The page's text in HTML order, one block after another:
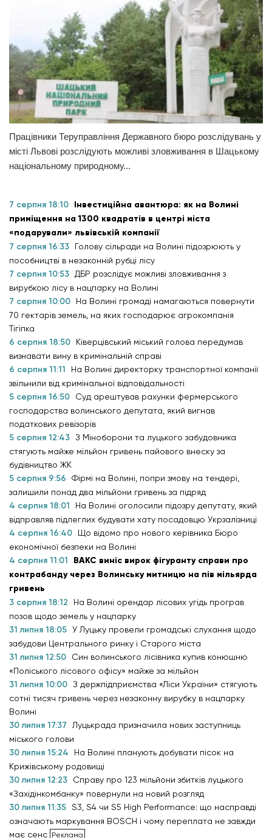
Працівники Теруправління Державного бюро розслідувань у
місті Львові розслідують можливі зловживання в Шацькому
національному природному...
7 серпня 18:10 Інвестиційна авантюра: як на Волині
приміщення на 1300 квадратів в центрі міста
«подарували» львівській компанії
7 серпня 16:33
Голову сільради на Волині підозрюють у
пособництві в незаконній рубці лісу
7 серпня 10:53
ДБР розслідує можливі зловживання з
вирубкою лісу в нацпарку на Волині
7 серпня 10:00
На Волині громаді намагаються повернути
70 гектарів земель, на яких господарює агрокомпанія
Тігіпка
6 серпня 18:50
Ківерцівський міський голова передумав
визнавати вину в кримінальній справі
6 серпня 11:11
На Волині директорку транспортної компанії
звільнили від кримінальної відповідальності
5 серпня 16:50
Суд арештував рахунки фермерського
господарства волинського депутата, який вигнав
податкових ревізорів
5 серпня 12:43 З Міноборони та луцького забудовника
стягують майже мільйон гривень пайового внеску за
будівництво ЖК
5 серпня 9:56
Фірмі на Волині, попри змову на тендері,
залишили понад два мільйони гривень за підряд
4 серпня 18:01
На Волині оголосили підозру депутату, який
відправляв підлеглих будувати хату посадовцю Укрзалізниці
4 серпня 16:40
Що відомо про нового керівника Бюро
економічної безпеки на Волині
4 серпня 11:01
ВАКС виніс вирок фігуранту справи про
контрабанду через Волинську митницю на пів мільярда
гривень
3 серпня 18:12
На Волині орендар лісових угідь програв
позов щодо земель у нацпарку
31 липня 18:05 У Луцьку провели громадські слухання щодо
забудови Центрального ринку і Старого міста
31 липня 12:50
Син волинського лісівника купив конюшню
«Поліського лісового офісу» майже за мільйон
31 липня 10:00 З держпідприємства «Ліси України» стягують
сотні тисяч гривень через незаконну вирубку в нацпарку
Волині
30 липня 17:37
Луцькрада призначила нових заступниць
міського голови
30 липня 15:24
На Волині планують добувати пісок на
Крижівському родовищі
30 липня 12:23
Справу про 123 мільйони збитків луцького
«Західінкомбанку» повернули на новий розгляд
30 липня 11:35 S3, S4 чи S5 High Performance: що насправді
означають маркування BOSCH і чому переплата не завжди
має сенс